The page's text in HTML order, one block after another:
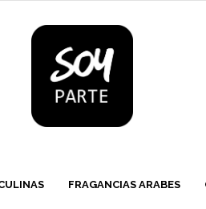
FRAGANCIAS ARABES